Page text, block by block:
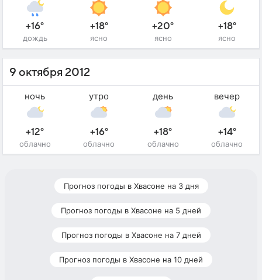
+16°
дождь
+18°
ясно
+20°
ясно
+18°
ясно
9 октября 2012
ночь
+12°
облачно
утро
+16°
облачно
день
+18°
облачно
вечер
+14°
облачно
Прогноз погоды в Хвасоне на 3 дня
Прогноз погоды в Хвасоне на 5 дней
Прогноз погоды в Хвасоне на 7 дней
Прогноз погоды в Хвасоне на 10 дней